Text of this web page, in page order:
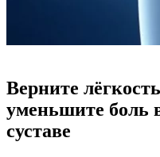
Верните
уменьшите боль
суставе